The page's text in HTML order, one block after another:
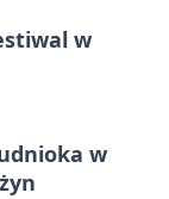
w
w